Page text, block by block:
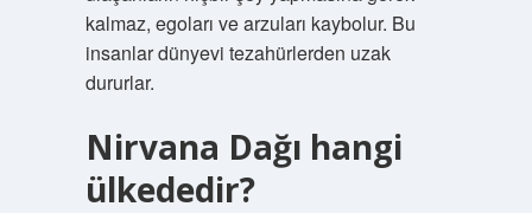
kalmaz, egoları ve arzuları kaybolur. Bu
insanlar dünyevi tezahürlerden uzak
dururlar.
Nirvana Dağı hangi
ülkededir?